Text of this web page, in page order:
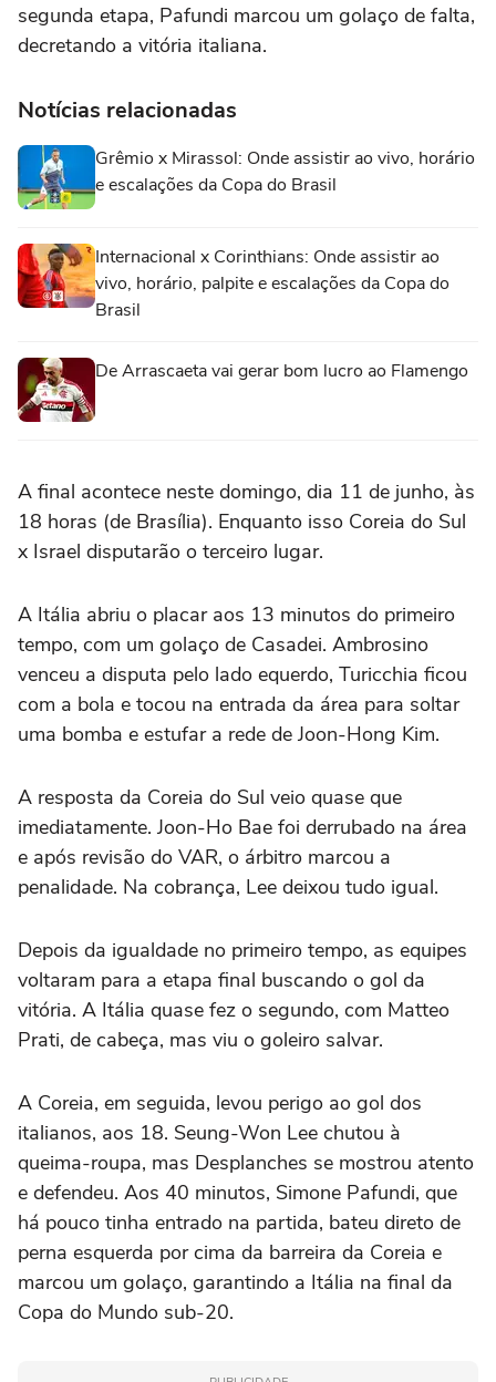
segunda etapa, Pafundi marcou um golaço de falta,
decretando a vitória italiana.
Notícias relacionadas
Grêmio x Mirassol: Onde assistir ao vivo, horário
e escalações da Copa do Brasil
Internacional x Corinthians: Onde assistir ao
vivo, horário, palpite e escalações da Copa do
Brasil
De Arrascaeta vai gerar bom lucro ao Flamengo
A final acontece neste domingo, dia 11 de junho, às
18 horas (de Brasília). Enquanto isso Coreia do Sul
x Israel disputarão o terceiro lugar.
A Itália abriu o placar aos 13 minutos do primeiro
tempo, com um golaço de Casadei. Ambrosino
venceu a disputa pelo lado equerdo, Turicchia ficou
com a bola e tocou na entrada da área para soltar
uma bomba e estufar a rede de Joon-Hong Kim.
A resposta da Coreia do Sul veio quase que
imediatamente. Joon-Ho Bae foi derrubado na área
e após revisão do VAR, o árbitro marcou a
penalidade. Na cobrança, Lee deixou tudo igual.
Depois da igualdade no primeiro tempo, as equipes
voltaram para a etapa final buscando o gol da
vitória. A Itália quase fez o segundo, com Matteo
Prati, de cabeça, mas viu o goleiro salvar.
A Coreia, em seguida, levou perigo ao gol dos
italianos, aos 18. Seung-Won Lee chutou à
queima-roupa, mas Desplanches se mostrou atento
e defendeu. Aos 40 minutos, Simone Pafundi, que
há pouco tinha entrado na partida, bateu direto de
perna esquerda por cima da barreira da Coreia e
marcou um golaço, garantindo a Itália na final da
Copa do Mundo sub-20.